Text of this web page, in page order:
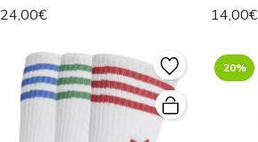
24,00€ 14,00€
20%